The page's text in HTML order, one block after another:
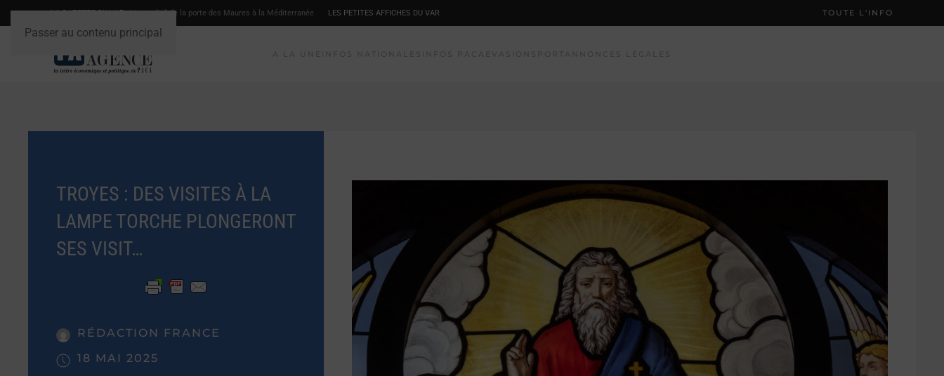
Passer au contenu principal
LA GAZETTE DU VAR- L'actualité de la porte des Maures à la Méditerranée LES PETITES AFFICHES DU VAR TOUTE L'INFO
TROYES : DES VISITES À LA
LAMPE TORCHE PLONGERONT
SES VISIT…
RÉDACTION FRANCE
18 MAI 2025